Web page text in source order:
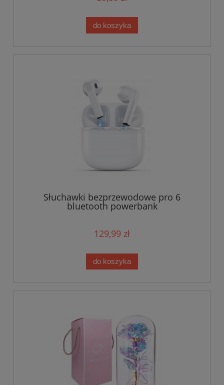
do koszyka
Słuchawki bezprzewodowe pro 6
bluetooth powerbank
129,99 zł
do koszyka